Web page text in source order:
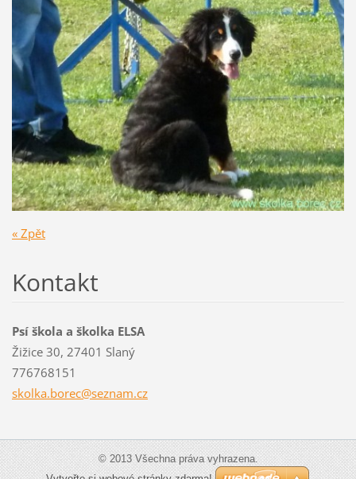
« Zpět
Kontakt
Psí škola a školka ELSA
Žižice 30, 27401 Slaný
776768151
skolka.borec@seznam.cz
© 2013 Všechna práva vyhrazena.